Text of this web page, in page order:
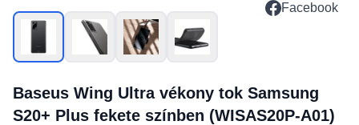
Facebook
Baseus Wing Ultra vékony tok Samsung
S20+ Plus fekete színben (WISAS20P-A01)